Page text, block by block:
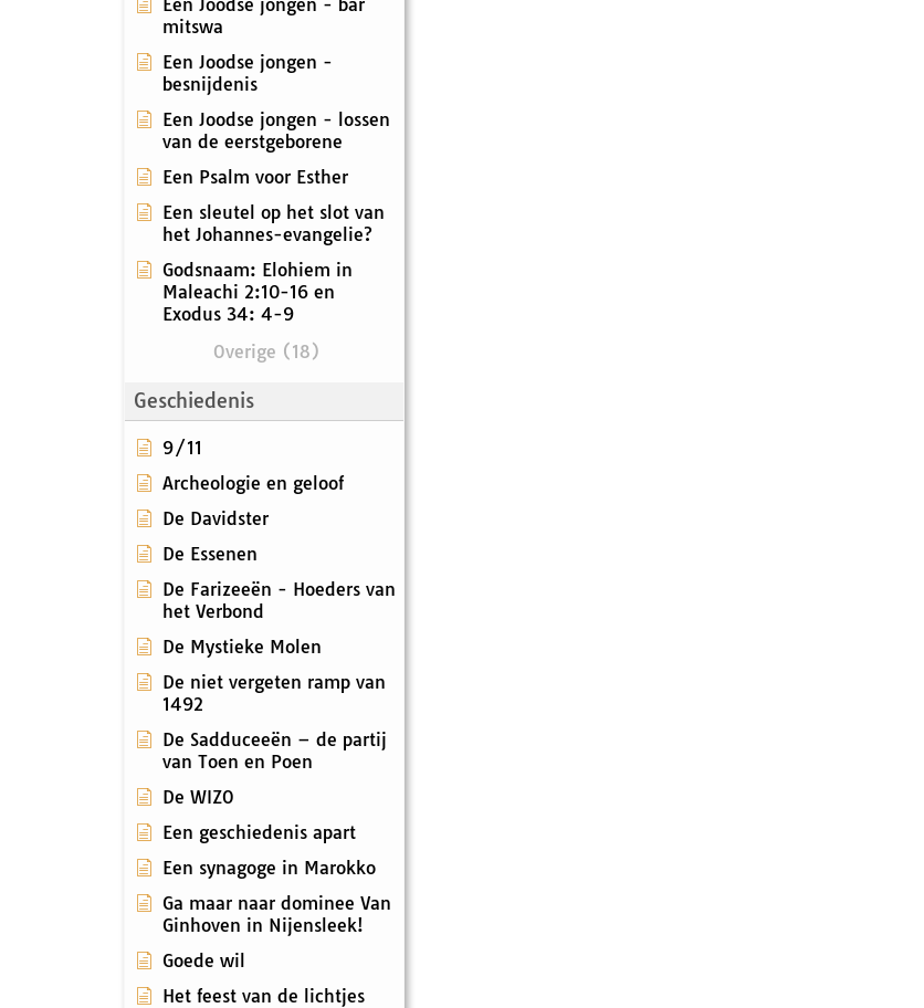
mitswa
Een Joodse jongen -
besnijdenis
Een Joodse jongen - lossen
van de eerstgeborene
Een Psalm voor Esther
Een sleutel op het slot van
het Johannes-evangelie?
Godsnaam: Elohiem in
Maleachi 2:10-16 en
Exodus 34: 4-9
Overige (18)
Geschiedenis
9/11
Archeologie en geloof
De Davidster
De Essenen
De Farizeeën - Hoeders van
het Verbond
De Mystieke Molen
De niet vergeten ramp van
1492
De Sadduceeën – de partij
van Toen en Poen
De WIZO
Een geschiedenis apart
Een synagoge in Marokko
Ga maar naar dominee Van
Ginhoven in Nijensleek!
Goede wil
Het feest van de lichtjes